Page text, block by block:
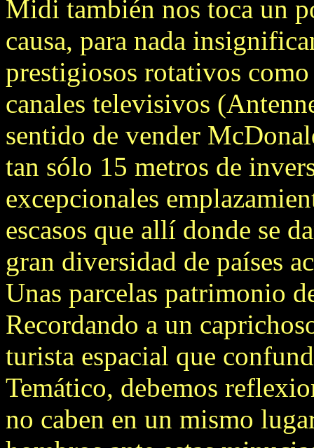
Midi también nos toca un
causa, para nada
prestigiosos rotativos
canales televisivos
sentido de vender
tan sólo 15 metros de
excepcionales
escasos que allí donde se
gran diversidad de países
Unas parcelas patrimonio
Recordando a un
turista espacial que
Temático, debemos
no caben en un mismo